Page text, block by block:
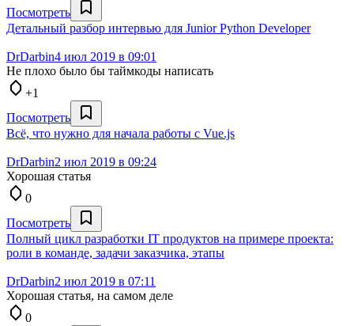
Посмотреть
Детальный разбор интервью для Junior Python Developer
DrDarbin4 июл 2019 в 09:01
Не плохо было бы таймкоды написать
+1
Посмотреть
Всё, что нужно для начала работы с Vue.js
DrDarbin2 июл 2019 в 09:24
Хорошая статья
0
Посмотреть
Полный цикл разработки IT продуктов на примере проекта:
роли в команде, задачи заказчика, этапы
DrDarbin2 июл 2019 в 07:11
Хорошая статья, на самом деле
0